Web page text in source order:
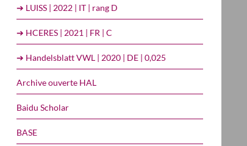
➔ LUISS | 2022 | IT | rang D
➔ HCERES | 2021 | FR | C
➔ Handelsblatt VWL | 2020 | DE | 0,025
Archive ouverte HAL
Baidu Scholar
BASE